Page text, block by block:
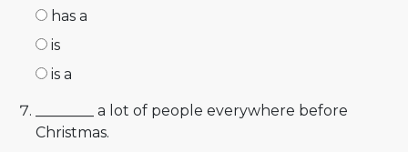
has a
is
is a
________ a lot of people everywhere before
Christmas.